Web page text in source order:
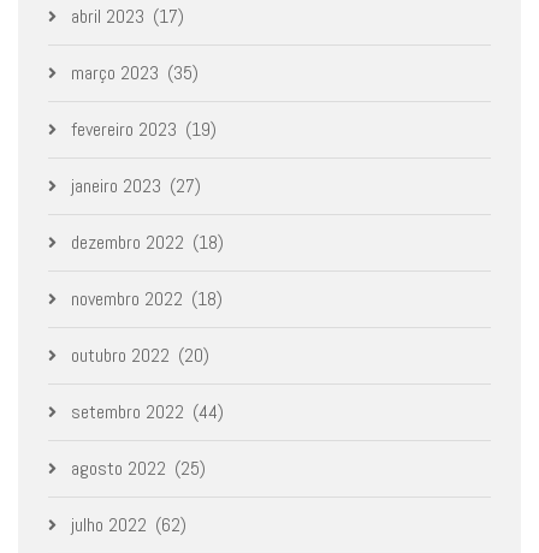
abril 2023 (17)
março 2023 (35)
fevereiro 2023 (19)
janeiro 2023 (27)
dezembro 2022 (18)
novembro 2022 (18)
outubro 2022 (20)
setembro 2022 (44)
agosto 2022 (25)
julho 2022 (62)